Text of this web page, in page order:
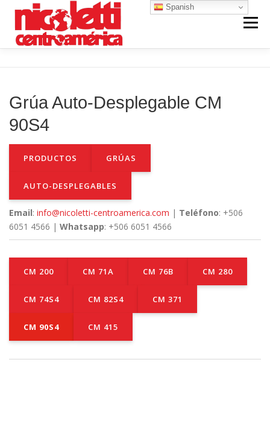
contenido
Menú
CONTACTO NOSOTROS
Grúa Auto-Desplegable CM
90S4
PRODUCTOS GRÚAS
AUTO-DESPLEGABLES
Email: info@nicoletti-centroamerica.com | Teléfono: +506
6051 4566 | Whatsapp: +506 6051 4566
CM 200 CM 71A CM 76B CM 280
CM 74S4 CM 82S4 CM 371
CM 90S4 CM 415
Spanish